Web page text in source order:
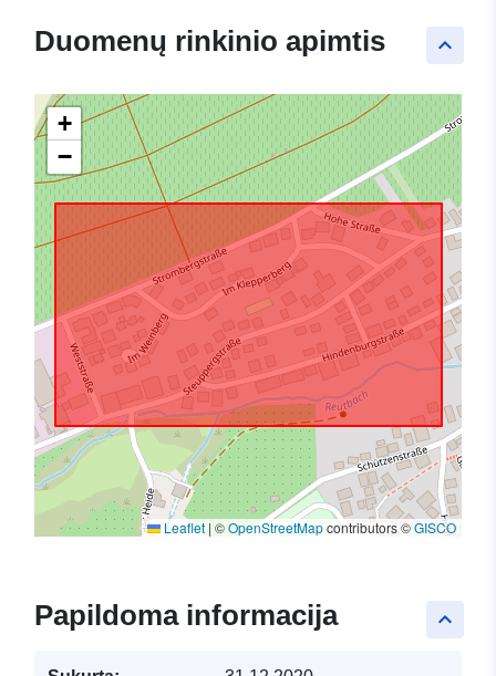
keyboard_arrow_up
Duomenų rinkinio apimtis
+
−
Leaflet | ©OpenStreetMapcontributors ©GISCO
keyboard_arrow_up
Papildoma informacija